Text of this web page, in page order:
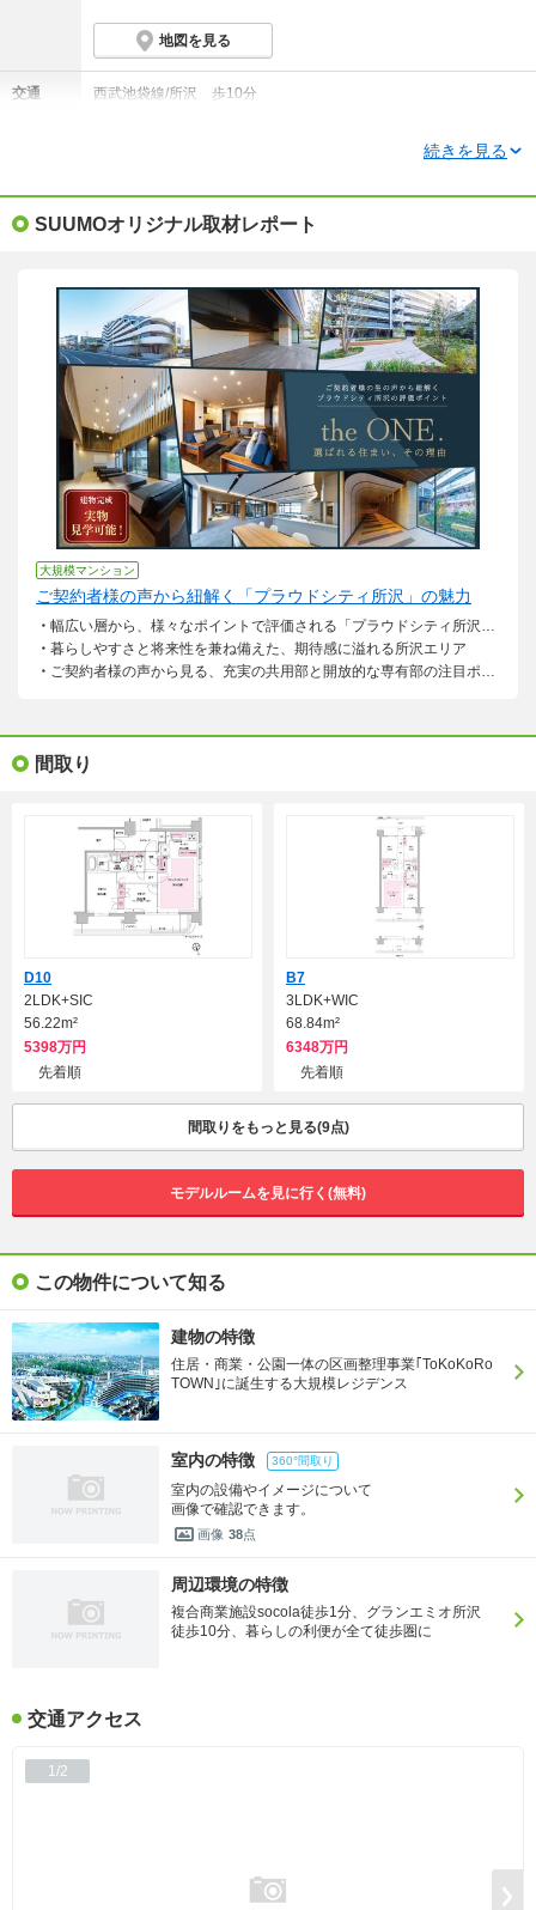
地図を見る
交通 西武池袋線/所沢 歩10分
資料請求して詳しく知る(無料)
ローンシミュレーション
2LDK・3LDK
間取り（9点）を見る
56.22m²～80.52m²
2026年12月中旬予定
資料請求して最新の販売状況を知る(無料)
野村不動産株式会社
概要をもっと見る
続きを見る
SUUMOオリジナル取材レポート
大規模マンション
ご契約者様の声から紐解く「プラウドシティ所沢」の魅力
幅広い層から、様々なポイントで評価される「プラウドシティ所沢」の魅力とは？
暮らしやすさと将来性を兼ね備えた、期待感に溢れる所沢エリア
ご契約者様の声から見る、充実の共用部と開放的な専有部の注目ポイント
間取り
D10
2LDK+SIC
56.22m²
5398万円
先着順
B7
3LDK+WIC
68.84m²
6348万円
先着順
間取りをもっと見る(9点)
モデルルームを見に行く(無料)
この物件について知る
建物の特徴
住居・商業・公園一体の区画整理事業｢ToKoKoRo
TOWN｣に誕生する大規模レジデンス
室内の特徴 360°間取り
室内の設備やイメージについて
画像で確認できます。
画像 38点
周辺環境の特徴
複合商業施設socola徒歩1分、グランエミオ所沢
徒歩10分、暮らしの利便が全て徒歩圏に
交通アクセス
1/2